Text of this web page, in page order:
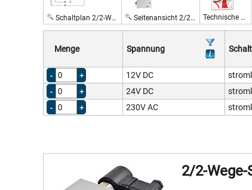
Schaltplan 2/2-Wege-Sitzventil Seitenansicht 2/2-Wege-Sitzventil, Nenngröße 6 (Typ AO) Technische Daten 12 V, 24 V
Menge Spannung
12V DC
24V DC
230V AC
2/2-Wege-